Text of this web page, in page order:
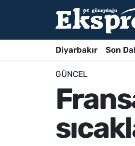
Diyarbakır Son
GÜNCEL